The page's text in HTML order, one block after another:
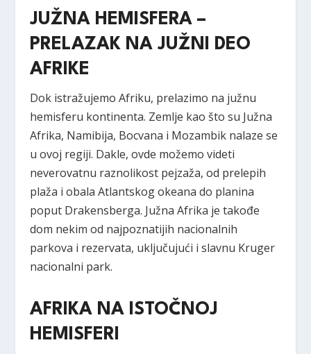
JUŽNA HEMISFERA –
PRELAZAK NA JUŽNI DEO
AFRIKE
Dok istražujemo Afriku, prelazimo na južnu
hemisferu kontinenta. Zemlje kao što su Južna
Afrika, Namibija, Bocvana i Mozambik nalaze se
u ovoj regiji. Dakle, ovde možemo videti
neverovatnu raznolikost pejzaža, od prelepih
plaža i obala Atlantskog okeana do planina
poput Drakensberga. Južna Afrika je takođe
dom nekim od najpoznatijih nacionalnih
parkova i rezervata, uključujući i slavnu Kruger
nacionalni park.
AFRIKA NA ISTOČNOJ
HEMISFERI